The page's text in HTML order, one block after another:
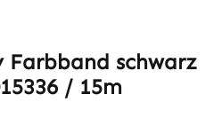
Farbband schwarz
/ 15m